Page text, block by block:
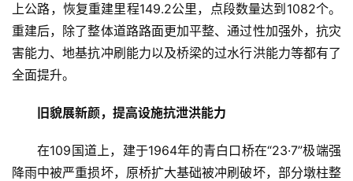
上公路，恢复重建里程149.2公里，点段数量达到1082个。
重建后，除了整体道路路面更加平整、通过性加强外，抗灾
害能力、地基抗冲刷能力以及桥梁的过水行洪能力等都有了
全面提升。
旧貌展新颜，提高设施抗泄洪能力
在109国道上，建于1964年的青白口桥在“23·7”极端强
降雨中被严重损坏，原桥扩大基础被冲刷破坏，部分墩柱整